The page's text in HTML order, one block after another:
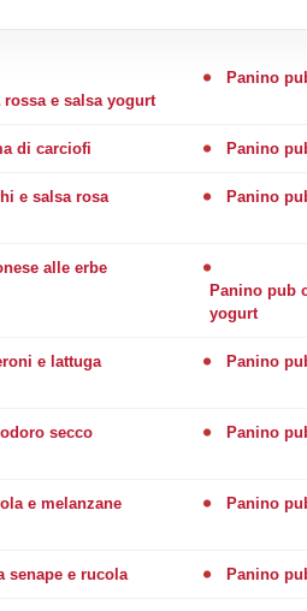
e salsa yogurt
Panino
di carciofi Panino
e salsa rosa
Panino
alle erbe
Panino pub
yogurt
e lattuga
Panino
secco
Panino
e melanzane
Panino
senape e rucola Panino